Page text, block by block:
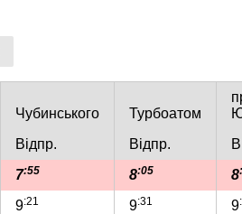
Чубинського Турбоатом
Відпр. Відпр.
7:55 8:05 8
9:21 9:31 9